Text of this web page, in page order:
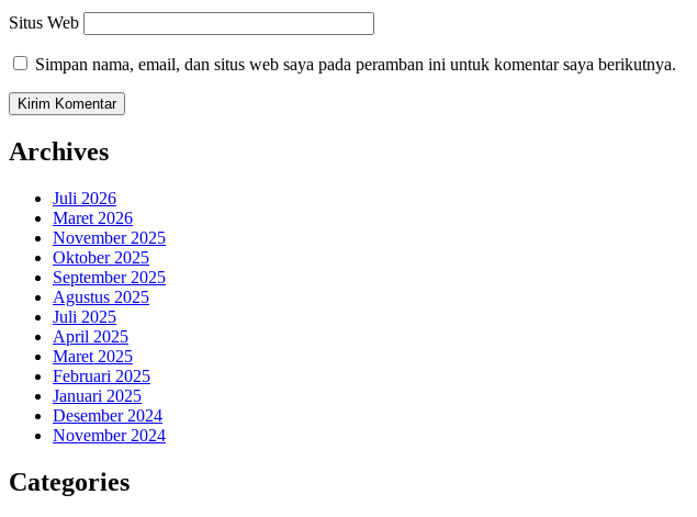
Situs Web
Simpan nama, email, dan situs web saya pada peramban ini untuk komentar saya berikutnya.
Archives
Juli 2026
Maret 2026
November 2025
Oktober 2025
September 2025
Agustus 2025
Juli 2025
April 2025
Maret 2025
Februari 2025
Januari 2025
Desember 2024
November 2024
Categories